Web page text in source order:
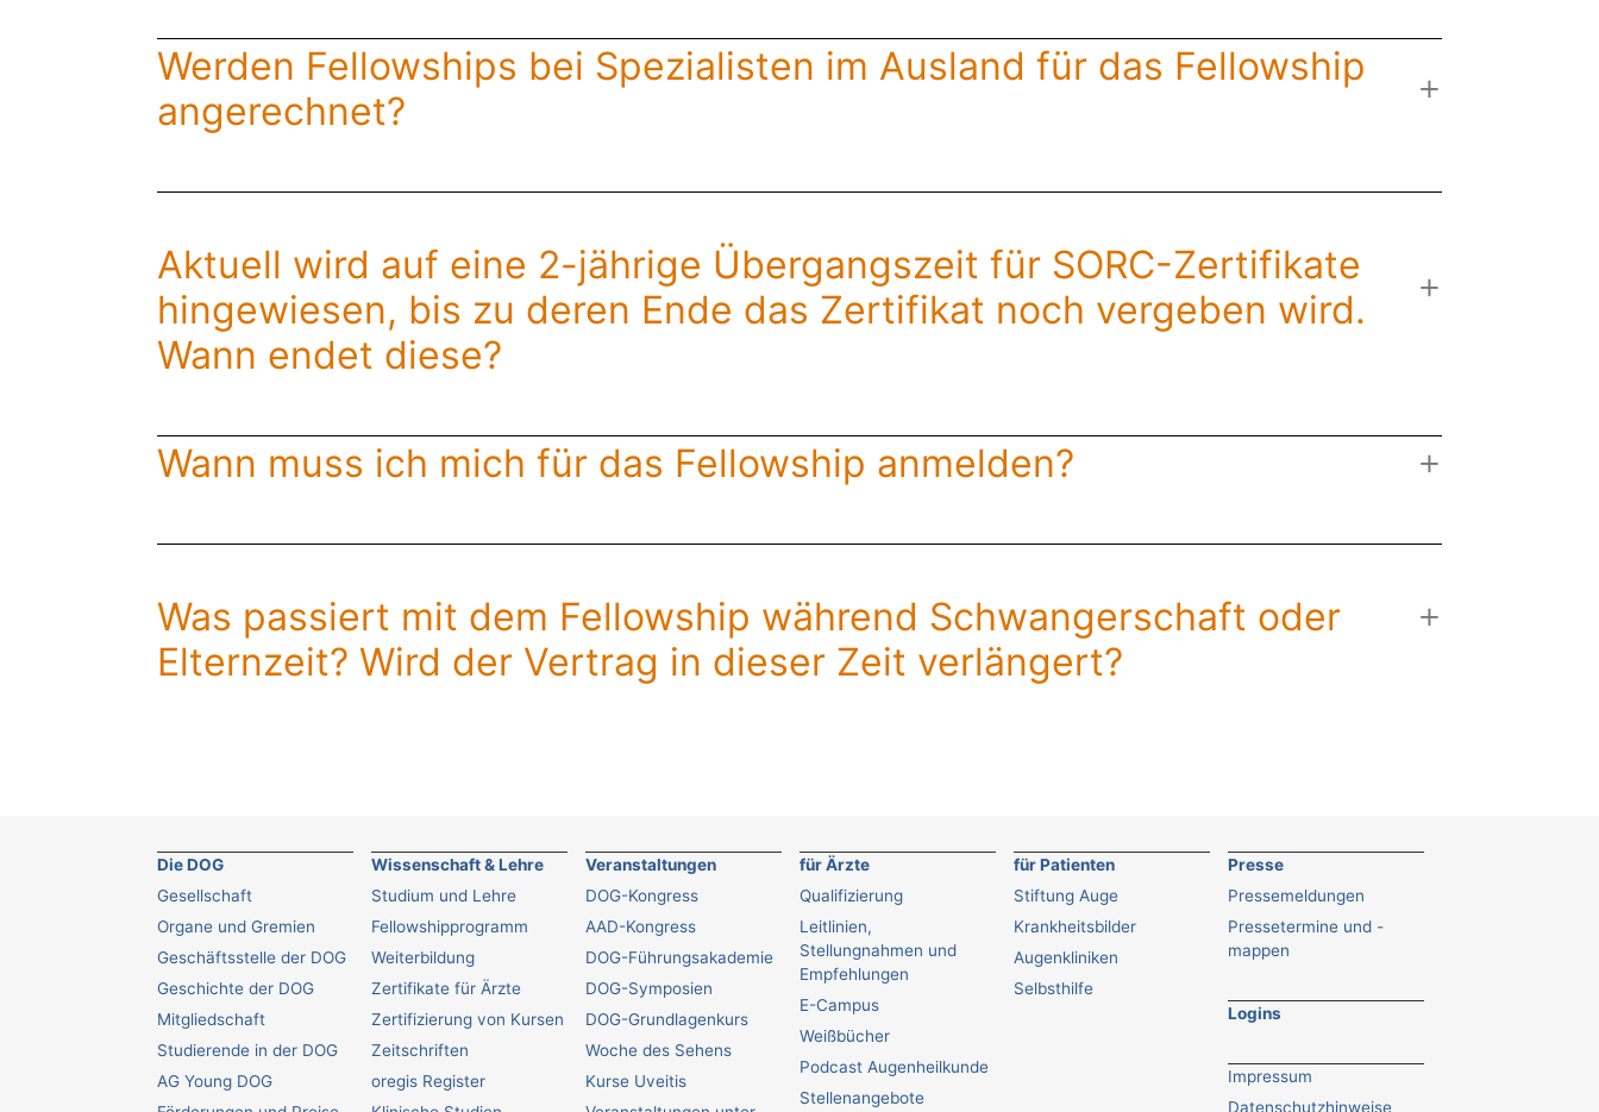
Werden Fellowships bei Spezialisten im Ausland für das Fellowship
angerechnet?
Aktuell wird auf eine 2-jährige Übergangszeit für SORC-Zertifikate
hingewiesen, bis zu deren Ende das Zertifikat noch vergeben wird.
Wann endet diese?
Wann muss ich mich für das Fellowship anmelden?
Was passiert mit dem Fellowship während Schwangerschaft oder
Elternzeit? Wird der Vertrag in dieser Zeit verlängert?
Die DOG
Gesellschaft
Organe und Gremien
Geschäftsstelle der DOG
Geschichte der DOG
Mitgliedschaft
Studierende in der DOG
AG Young DOG
Wissenschaft & Lehre
Studium und Lehre
Fellowshipprogramm
Weiterbildung
Zertifikate für Ärzte
Zertifizierung von Kursen
Zeitschriften
oregis Register
Veranstaltungen
DOG-Kongress
AAD-Kongress
DOG-Führungsakademie
DOG-Symposien
DOG-Grundlagenkurs
Woche des Sehens
Kurse Uveitis
für Ärzte
Qualifizierung
Leitlinien,
Stellungnahmen und
Empfehlungen
E-Campus
Weißbücher
Podcast Augenheilkunde
Stellenangebote
für Patienten
Stiftung Auge
Krankheitsbilder
Augenkliniken
Selbsthilfe
Presse
Pressemeldungen
Pressetermine und -
mappen
Logins
Impressum
Datenschutzhinweise